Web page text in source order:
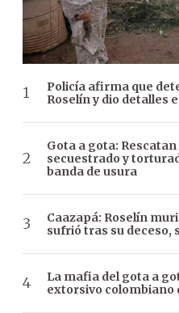
Policía afirma que
Roselín y dio detalles
Gota a gota:
secuestrado y
banda de usura
Caazapá: Roselín
sufrió tras su deceso,
La mafia del gota a
extorsivo colombiano